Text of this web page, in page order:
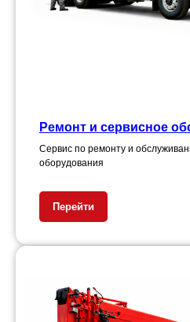
Ремонт и сервисное
Сервис по ремонту и
оборудования
Перейти